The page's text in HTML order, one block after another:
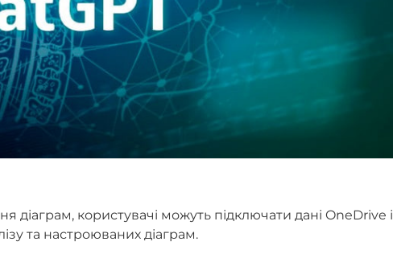
діаграм, користувачі можуть підключати дані OneDrive і
та настроюваних діаграм.